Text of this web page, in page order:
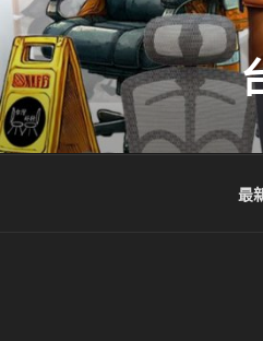
跳
至
主
要
內
容
最